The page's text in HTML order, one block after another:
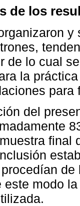
de los
de lo cual
la
del
final
este modo